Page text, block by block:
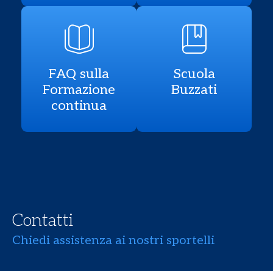
FAQ sulla
Formazione
continua
Scuola
Buzzati
Contatti
Chiedi assistenza ai nostri sportelli